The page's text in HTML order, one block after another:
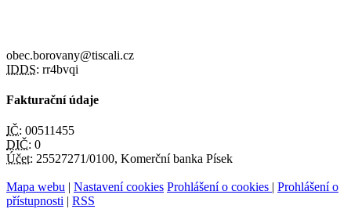
obec.borovany@tiscali.cz
IDDS: rr4bvqi
Fakturační údaje
IČ: 00511455
DIČ: 0
Účet: 25527271/0100, Komerční banka Písek
Mapa webu | Nastavení cookies Prohlášení o cookies | Prohlášení o
přístupnosti | RSS